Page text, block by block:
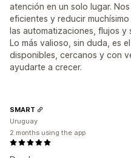
atención en un solo lugar.
eficientes y reducir
las automatizaciones, flujos y
Lo más valioso, sin duda, es
disponibles, cercanos y con
ayudarte a crecer.
SMART
Uruguay
2 months using the app